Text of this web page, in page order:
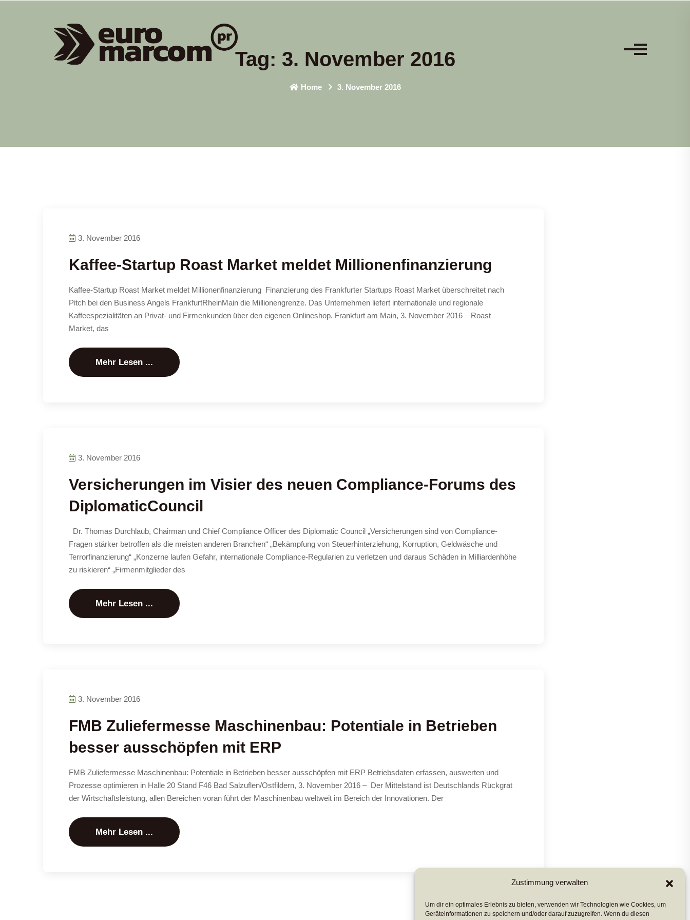
Zustimmung verwalten
Um dir ein optimales Erlebnis zu bieten, verwenden wir Technologien wie Cookies, um
Geräteinformationen zu speichern und/oder darauf zuzugreifen. Wenn du diesen
Tag: 3. November 2016
Home 3. November 2016
3. November 2016
Kaffee-Startup Roast Market meldet Millionenfinanzierung
Kaffee-Startup Roast Market meldet Millionenfinanzierung Finanzierung des Frankfurter Startups Roast Market überschreitet nach
Pitch bei den Business Angels FrankfurtRheinMain die Millionengrenze. Das Unternehmen liefert internationale und regionale
Kaffeespezialitäten an Privat- und Firmenkunden über den eigenen Onlineshop. Frankfurt am Main, 3. November 2016 – Roast
Market, das
Mehr Lesen ...
3. November 2016
Versicherungen im Visier des neuen Compliance-Forums des
DiplomaticCouncil
Dr. Thomas Durchlaub, Chairman und Chief Compliance Officer des Diplomatic Council „Versicherungen sind von Compliance-
Fragen stärker betroffen als die meisten anderen Branchen“ „Bekämpfung von Steuerhinterziehung, Korruption, Geldwäsche und
Terror­finanzierung“ „Konzerne laufen Gefahr, internationale Compliance-Regularien zu verletzen und daraus Schäden in Milliardenhöhe
zu riskieren“ „Firmenmitglieder des
Mehr Lesen ...
3. November 2016
FMB Zuliefermesse Maschinenbau: Potentiale in Betrieben
besser ausschöpfen mit ERP
FMB Zuliefermesse Maschinenbau: Potentiale in Betrieben besser ausschöpfen mit ERP Betriebsdaten erfassen, auswerten und
Prozesse optimieren in Halle 20 Stand F46 Bad Salzuflen/Ostfildern, 3. November 2016 – Der Mittelstand ist Deutschlands Rückgrat
der Wirtschaftsleistung, allen Bereichen voran führt der Maschinenbau weltweit im Bereich der Innovationen. Der
Mehr Lesen ...